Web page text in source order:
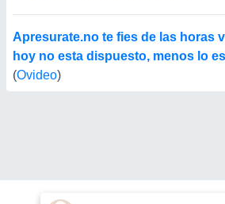
Apresurate.no te fies de las horas
hoy no esta dispuesto, menos lo
(Ovideo)